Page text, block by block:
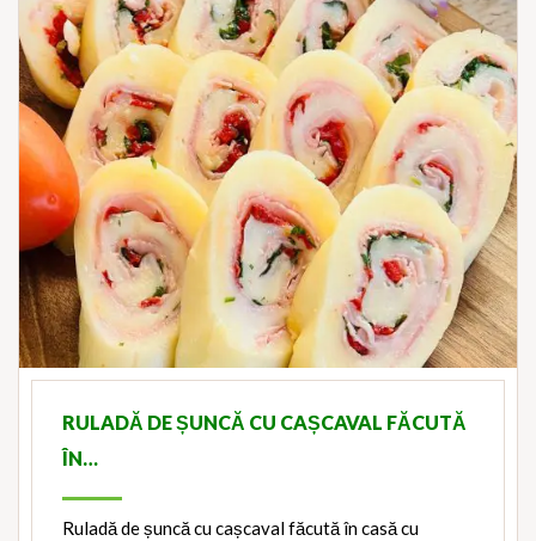
RULADĂ DE ȘUNCĂ CU CAȘCAVAL FĂCUTĂ
ÎN…
Ruladă de șuncă cu cașcaval făcută în casă cu